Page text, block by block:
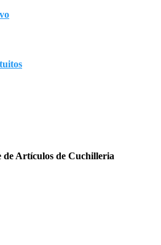
Artículos de Cuchilleria